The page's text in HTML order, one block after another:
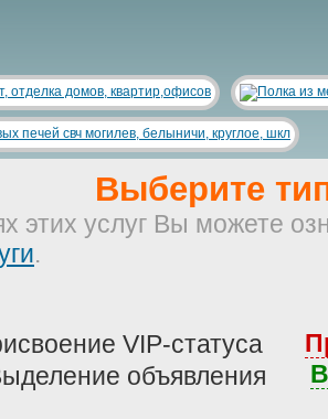
Выберите
этих услуг Вы можете
.